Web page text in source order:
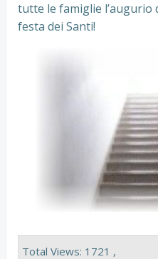
tutte le famiglie
festa dei Santi!
Total Views: 1721 ,